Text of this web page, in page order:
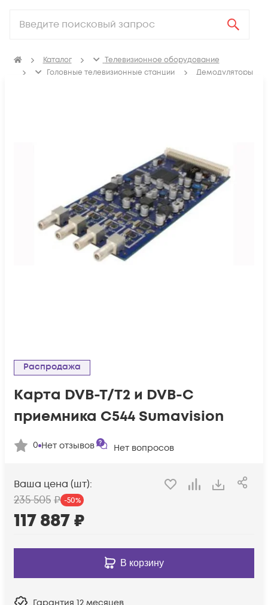
Каталог
Телевизионное оборудование
Головные телевизионные станции
Демодуляторы
Распродажа
Карта DVB-T/T2 и DVB-C
приемника C544 Sumavision
0 Нет отзывов Нет вопросов
Ваша цена (шт):
235 505 ₽ -50%
117 887₽
В корзину
Гарантия 12 месяцев